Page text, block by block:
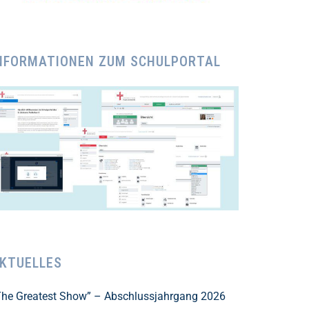
ZUM SCHULPORTAL
Greatest Show” – Abschlussjahrgang 2026